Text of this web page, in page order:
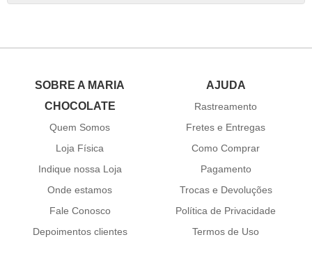
SOBRE A MARIA
CHOCOLATE
Quem Somos
Loja Física
Indique nossa Loja
Onde estamos
Fale Conosco
Depoimentos clientes
AJUDA
Rastreamento
Fretes e Entregas
Como Comprar
Pagamento
Trocas e Devoluções
Política de Privacidade
Termos de Uso